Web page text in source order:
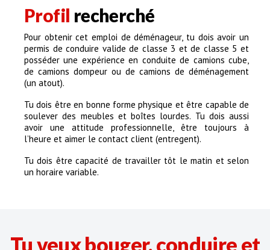
Profil recherché
Pour obtenir cet emploi de déménageur, tu dois avoir un
permis de conduire valide de classe 3 et de classe 5 et
posséder une expérience en conduite de camions cube,
de camions dompeur ou de camions de déménagement
(un atout).
Tu dois être en bonne forme physique et être capable de
soulever des meubles et boîtes lourdes. Tu dois aussi
avoir une attitude professionnelle, être toujours à
l’heure et aimer le contact client (entregent).
Tu dois être capacité de travailler tôt le matin et selon
un horaire variable.
Tu veux bouger, conduire et